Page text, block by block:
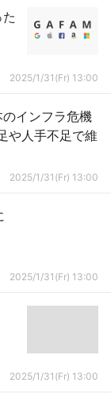
2025/1/31(Fr) 13:00
のインフラ危機
や人手不足で維
2025/1/31(Fr) 13:00
2025/1/31(Fr) 13:00
2025/1/31(Fr) 13:00